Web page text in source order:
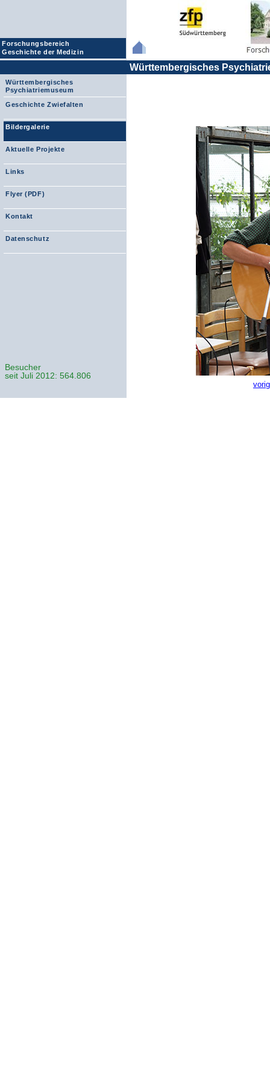
Forschungsbereich
Geschichte der Medizin
Württembergisches
Württembergisches
Psychiatriemuseum
Geschichte Zwiefalten
Bildergalerie
Aktuelle Projekte
Links
Flyer (PDF)
Kontakt
Datenschutz
Besucher
seit Juli 2012: 564.806